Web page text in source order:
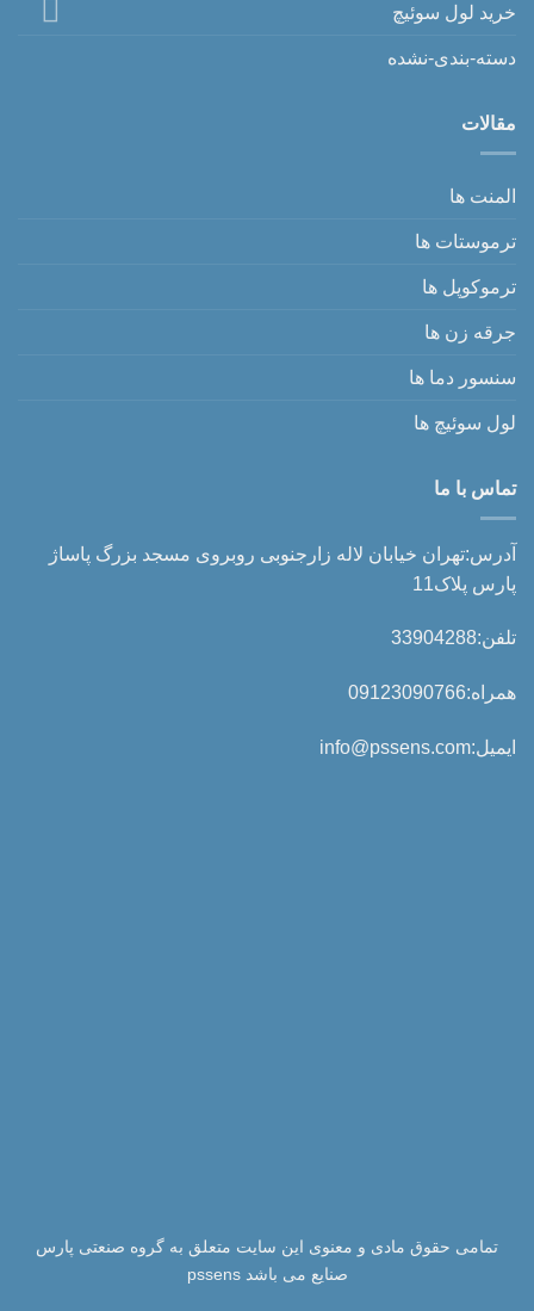
خرید لول سوئیچ
دسته-بندی-نشده
مقالات
المنت ها
ترموستات ها
ترموکوپل ها
جرقه زن ها
سنسور دما ها
لول سوئیچ ها
تماس با ما
آدرس:تهران خیابان لاله زارجنوبی روبروی مسجد بزرگ پاساژ
پارس پلاک11
تلفن:33904288
همراه:09123090766
ایمیل:info@pssens.com
تمامی حقوق مادی و معنوی این سایت متعلق به گروه صنعتی پارس
صنایع می باشد pssens